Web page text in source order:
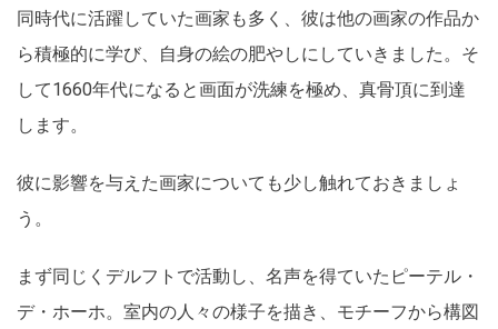
同時代に活躍していた画家も多く、彼は他の画家の作品か
ら積極的に学び、自身の絵の肥やしにしていきました。そ
して1660年代になると画面が洗練を極め、真骨頂に到達
します。
彼に影響を与えた画家についても少し触れておきましょ
う。
まず同じくデルフトで活動し、名声を得ていたピーテル・
デ・ホーホ。室内の人々の様子を描き、モチーフから構図